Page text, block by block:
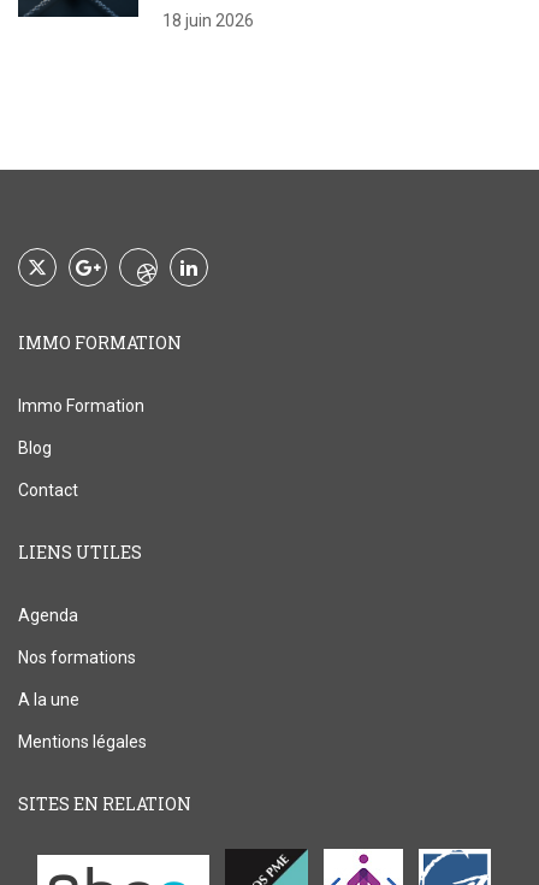
18 juin 2026
IMMO FORMATION
Immo Formation
Blog
Contact
LIENS UTILES
Agenda
Nos formations
A la une
Mentions légales
SITES EN RELATION